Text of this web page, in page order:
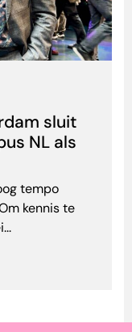
sluit
NL als
tempo
kennis te